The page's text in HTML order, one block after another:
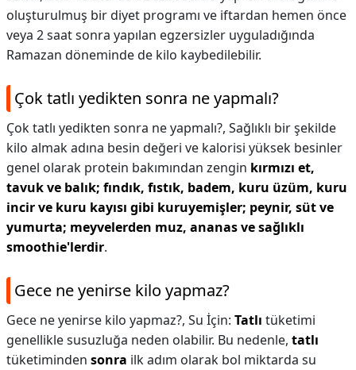
oluşturulmuş bir diyet programı ve iftardan hemen önce
veya 2 saat sonra yapılan egzersizler uyguladığında
Ramazan döneminde de kilo kaybedilebilir.
Çok tatlı yedikten sonra ne yapmalı?
Çok tatlı yedikten sonra ne yapmalı?, Sağlıklı bir şekilde
kilo almak adına besin değeri ve kalorisi yüksek besinler
genel olarak protein bakımından zengin kırmızı et,
tavuk ve balık; fındık, fıstık, badem, kuru üzüm, kuru
incir ve kuru kayısı gibi kuruyemişler; peynir, süt ve
yumurta; meyvelerden muz, ananas ve sağlıklı
smoothie'lerdir.
Gece ne yenirse kilo yapmaz?
Gece ne yenirse kilo yapmaz?, Su İçin: Tatlı tüketimi
genellikle susuzluğa neden olabilir. Bu nedenle, tatlı
tüketiminden sonra ilk adım olarak bol miktarda su